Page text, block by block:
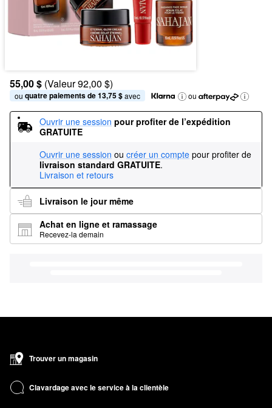
55,00 $ (Valeur 92,00 $)
ou quatre paiements de 13,75 $ avec ou
Ouvrir une session pour profiter de l’expédition
GRATUITE
Ouvrir une session ou créer un compte pour profiter de
livraison standard GRATUITE.
Livraison et retours
Livraison le jour même
Achat en ligne et ramassage
Recevez-la demain
Trouver un magasin
Clavardage avec le service à la clientèle